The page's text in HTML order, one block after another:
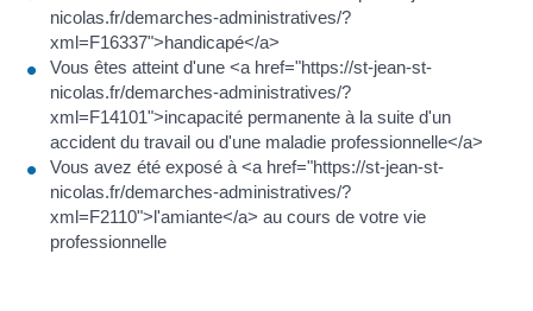
nicolas.fr/demarches-administratives/?
xml=F16337">handicapé</a>
Vous êtes atteint d'une <a href="https://st-jean-st-
nicolas.fr/demarches-administratives/?
xml=F14101">incapacité permanente à la suite d'un
accident du travail ou d'une maladie professionnelle</a>
Vous avez été exposé à <a href="https://st-jean-st-
nicolas.fr/demarches-administratives/?
xml=F2110">l'amiante</a> au cours de votre vie
professionnelle